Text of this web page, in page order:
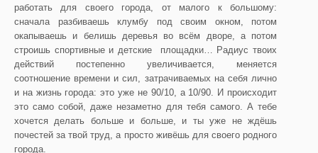
работать для своего города, от малого к большому:
сначала разбиваешь клумбу под своим окном, потом
окапываешь и белишь деревья во всём дворе, а потом
строишь спортивные и детские площадки… Радиус твоих
действий постепенно увеличивается, меняется
соотношение времени и сил, затрачиваемых на себя лично
и на жизнь города: это уже не 90/10, а 10/90. И происходит
это само собой, даже незаметно для тебя самого. А тебе
хочется делать больше и больше, и ты уже не ждёшь
почестей за твой труд, а просто живёшь для своего родного
города.